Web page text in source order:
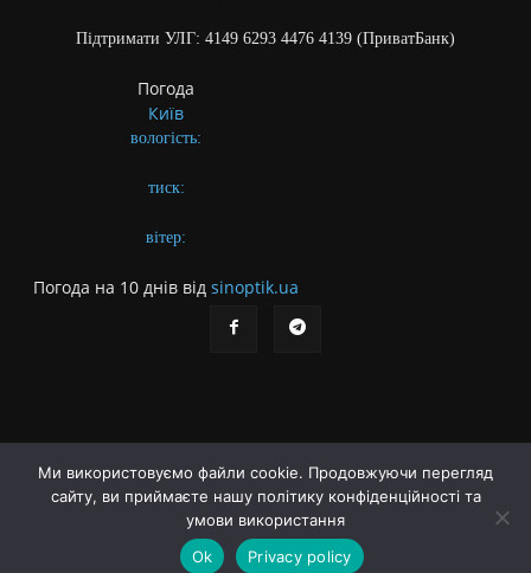
Підтримати УЛГ: 4149 6293 4476 4139 (ПриватБанк)
Погода
Київ
вологість:
тиск:
вітер:
Погода на 10 днів від sinoptik.ua
Про газету
Правила користування сайтом
Політика конфіденційності
© Українська літературна газета. Заснована 2009 року
Ми використовуємо файли cookie. Продовжуючи перегляд
сайту, ви приймаєте нашу політику конфіденційності та
умови використання
Ok
Privacy policy